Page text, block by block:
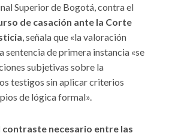
Superior de Bogotá, contra el
de casación ante la Corte
, señala que «la valoración
sentencia de primera instancia «se
subjetivas sobre la
testigos sin aplicar criterios
de lógica formal».
contraste necesario entre las